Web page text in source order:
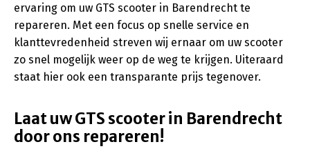
ervaring om uw GTS scooter in Barendrecht te
repareren. Met een focus op snelle service en
klanttevredenheid streven wij ernaar om uw scooter
zo snel mogelijk weer op de weg te krijgen. Uiteraard
staat hier ook een transparante prijs tegenover.
Laat uw GTS scooter in Barendrecht
door ons repareren!